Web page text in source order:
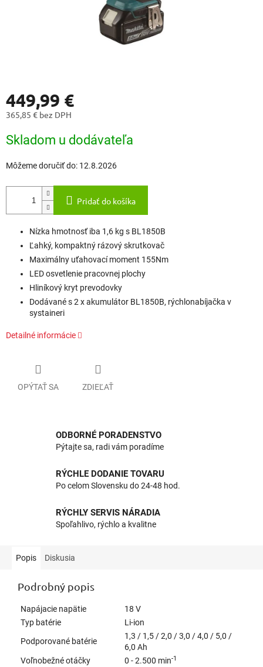
449,99 €
365,85 € bez DPH
cena:
Skladom u dodávateľa
Môžeme doručiť do: 12.8.2026
Pridať do košíka
Nízka hmotnosť iba 1,6 kg s BL1850B
Ľahký, kompaktný rázový skrutkovač
Maximálny uťahovací moment 155Nm
LED osvetlenie pracovnej plochy
Hliníkový kryt prevodovky
Dodávané s 2 x akumulátor BL1850B, rýchlonabíjačka v
systaineri
Detailné informácie
OPÝTAŤ SA ZDIEĽAŤ
ODBORNÉ PORADENSTVO
Pýtajte sa, radi vám poradíme
RÝCHLE DODANIE TOVARU
Po celom Slovensku do 24-48 hod.
RÝCHLY SERVIS NÁRADIA
Spoľahlivo, rýchlo a kvalitne
Popis Diskusia
Podrobný popis
Napájacie napätie
18 V
Typ batérie
Li-ion
Podporované batérie
1,3 / 1,5 / 2,0 / 3,0 / 4,0 / 5,0 /
6,0 Ah
Voľnobežné otáčky
0 - 2.500 min-1